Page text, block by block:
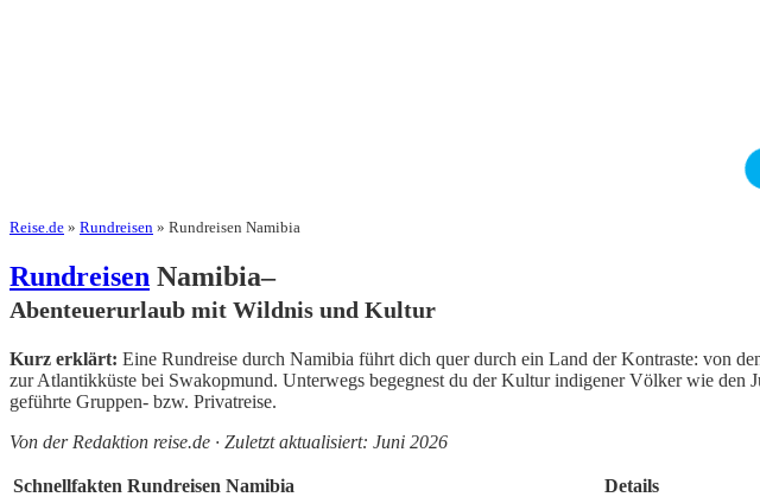
Reise.de » Rundreisen » Rundreisen Namibia
Rundreisen Namibia–
Abenteuerurlaub mit Wildnis und Kultur
Kurz erklärt: Eine Rundreise durch Namibia führt dich quer durch ein Land der Kontraste: von
zur Atlantikküste bei Swakopmund. Unterwegs begegnest du der Kultur indigener Völker wie den
geführte Gruppen- bzw. Privatreise.
Von der Redaktion reise.de · Zuletzt aktualisiert: Juni 2026
Schnellfakten Rundreisen Namibia
Details